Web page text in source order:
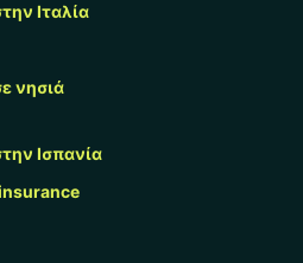
Ιταλία
νησιά
Ισπανία